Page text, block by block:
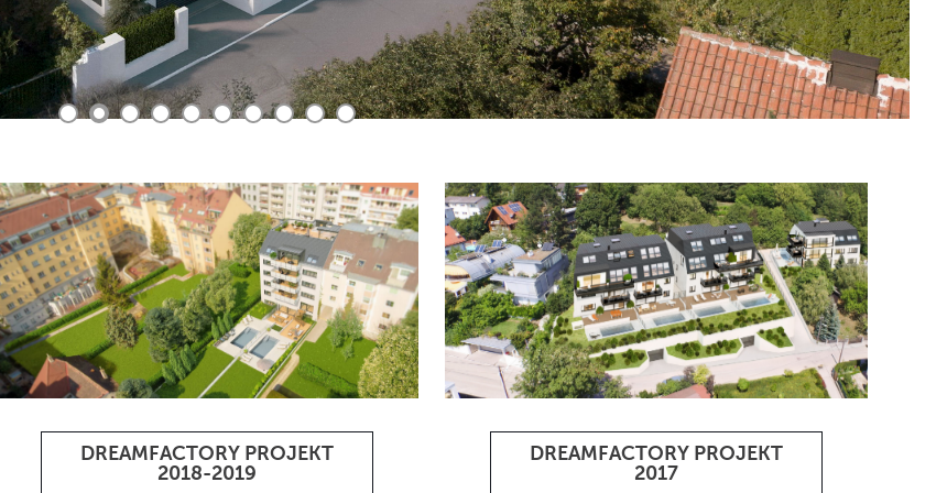
DREAMFACTORY PROJEKT
2018-2019
DREAMFACTORY PROJEKT
2017